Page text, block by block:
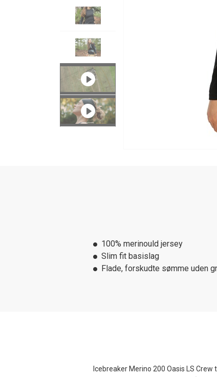
100% merinould jersey
Slim fit basislag
Flade, forskudte sømme uden
Icebreaker Merino 200 Oasis LS